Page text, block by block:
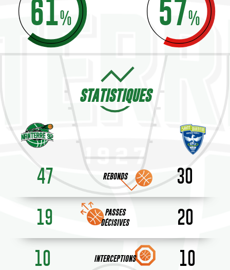
61%
STATISTIQUES
47 REBONDS
30
19
PASSES
DÉCISIVES
20
10
INTERCEPTIONS
10
57%